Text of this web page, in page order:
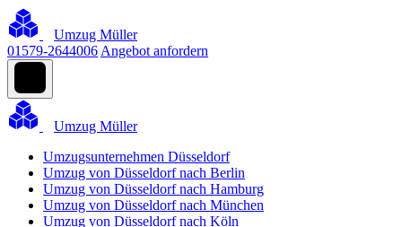
Umzug Müller
01579-2644006 Angebot anfordern
Umzug Müller
Umzugsunternehmen Düsseldorf
Umzug von Düsseldorf nach Berlin
Umzug von Düsseldorf nach Hamburg
Umzug von Düsseldorf nach München
Umzug von Düsseldorf nach Köln